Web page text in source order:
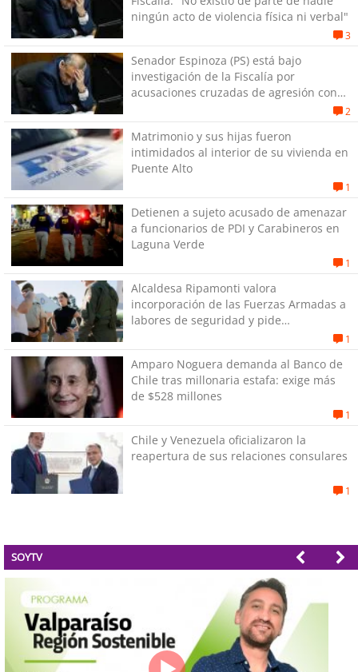
ningún acto de violencia física ni verbal"
3
Senador Espinoza (PS) está bajo
investigación de la Fiscalía por
acusaciones cruzadas de agresión con
2
Matrimonio y sus hijas fueron
intimidados al interior de su vivienda en
Puente Alto
1
Detienen a sujeto acusado de amenazar
a funcionarios de PDI y Carabineros en
Laguna Verde
1
Alcaldesa Ripamonti valora
incorporación de las Fuerzas Armadas a
labores de seguridad y pide
1
Amparo Noguera demanda al Banco de
Chile tras millonaria estafa: exige más
de $528 millones
1
Chile y Venezuela oficializaron la
reapertura de sus relaciones consulares
1
SOYTV